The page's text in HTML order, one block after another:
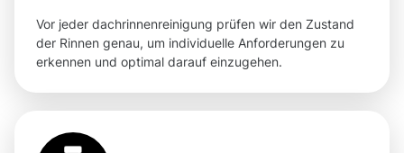
Vor jeder dachrinnenreinigung prüfen wir den Zustand
der Rinnen genau, um individuelle Anforderungen zu
erkennen und optimal darauf einzugehen.